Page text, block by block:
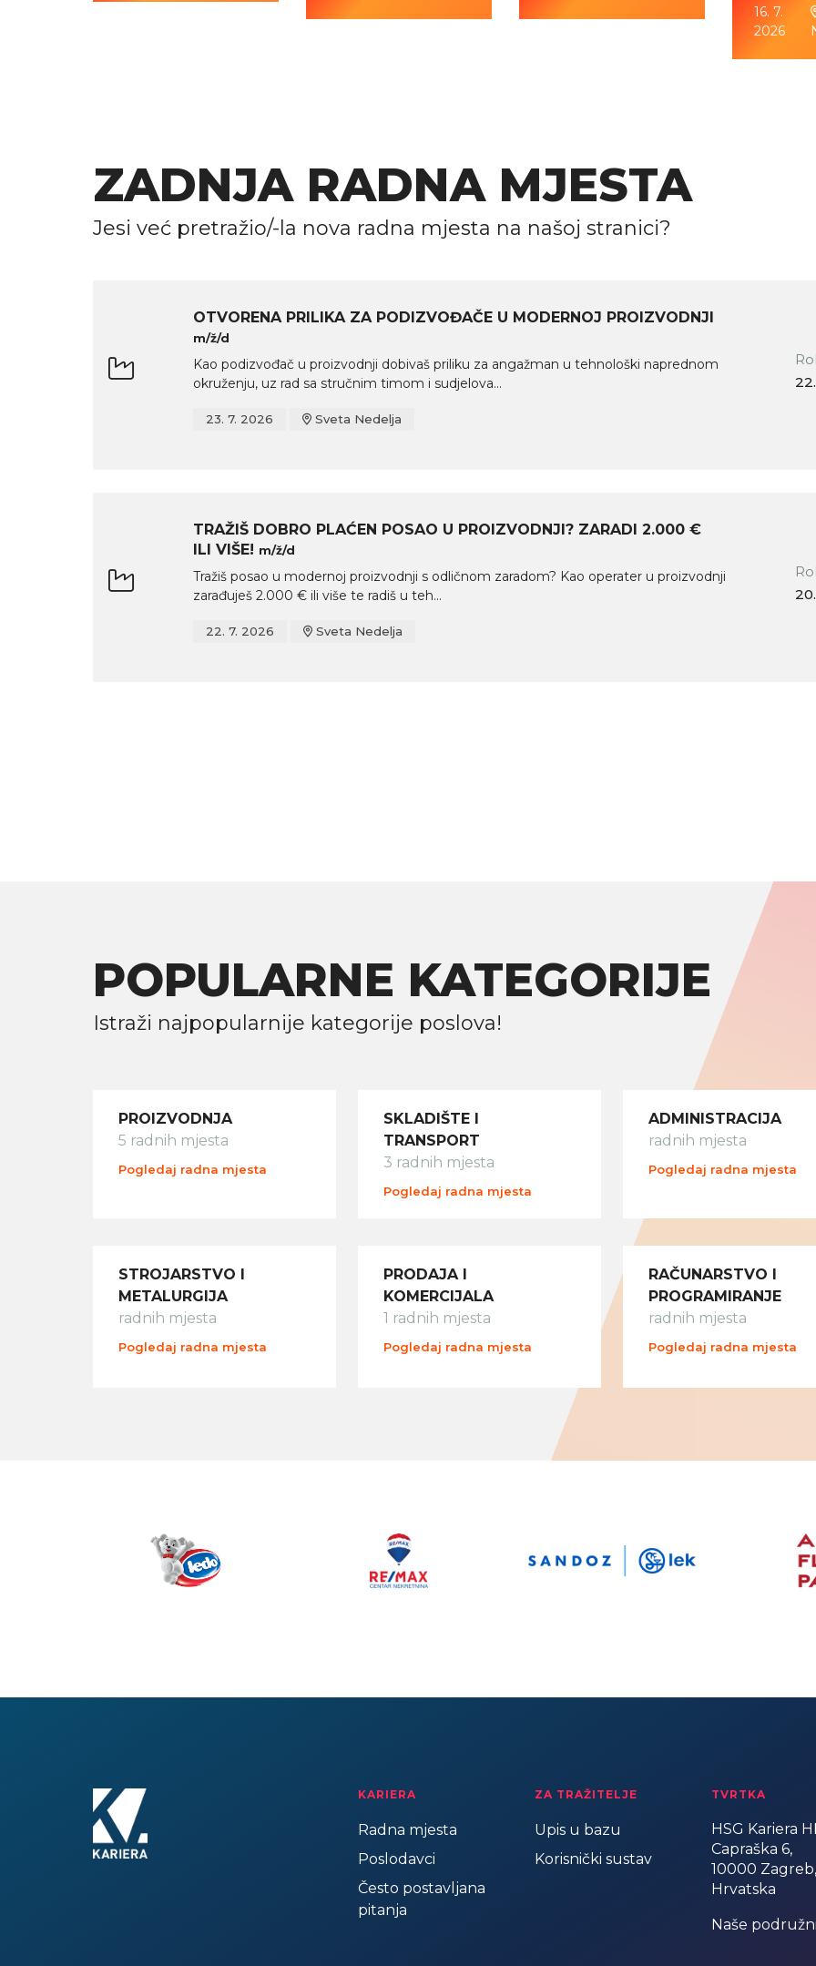
16. 7.
2026
ZADNJA RADNA MJESTA
Jesi već pretražio/-la nova radna mjesta na našoj stranici?
OTVORENA PRILIKA ZA PODIZVOĐAČE U MODERNOJ PROIZVODNJI
m/ž/d
Kao podizvođač u proizvodnji dobivaš priliku za angažman u tehnološki naprednom
okruženju, uz rad sa stručnim timom i sudjelova...
23. 7. 2026 Sveta Nedelja
TRAŽIŠ DOBRO PLAĆEN POSAO U PROIZVODNJI? ZARADI 2.000 €
ILI VIŠE! m/ž/d
Tražiš posao u modernoj proizvodnji s odličnom zaradom? Kao operater u proizvodnji
zarađuješ 2.000 € ili više te radiš u teh...
22. 7. 2026 Sveta Nedelja
POPULARNE KATEGORIJE
Istraži najpopularnije kategorije poslova!
PROIZVODNJA
5 radnih mjesta
Pogledaj radna mjesta
SKLADIŠTE I
TRANSPORT
3 radnih mjesta
Pogledaj radna mjesta
ADMINISTRACIJA
radnih mjesta
Pogledaj radna mjesta
STROJARSTVO I
METALURGIJA
radnih mjesta
Pogledaj radna mjesta
PRODAJA I
KOMERCIJALA
1 radnih mjesta
Pogledaj radna mjesta
RAČUNARSTVO I
PROGRAMIRANJE
radnih mjesta
Pogledaj radna mjesta
KARIERA
Radna mjesta
Poslodavci
Često postavljana
pitanja
ZA TRAŽITELJE
Upis u bazu
Korisnički sustav
TVRTKA
HSG Kariera
Capraška 6,
10000 Zagreb,
Hrvatska
Naše